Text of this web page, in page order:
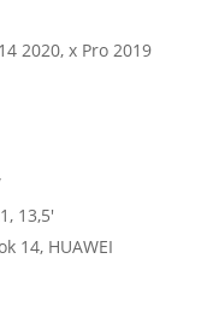
2020, x Pro 2019
13,5′
14, HUAWEI